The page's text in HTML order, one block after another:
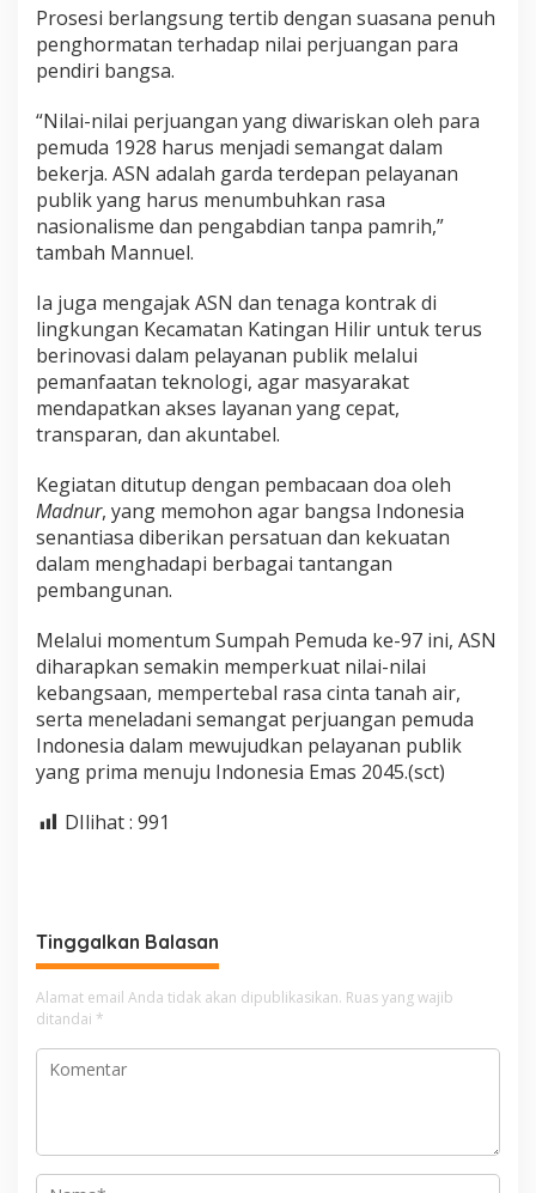
Prosesi berlangsung tertib dengan suasana penuh
penghormatan terhadap nilai perjuangan para
pendiri bangsa.
“Nilai-nilai perjuangan yang diwariskan oleh para
pemuda 1928 harus menjadi semangat dalam
bekerja. ASN adalah garda terdepan pelayanan
publik yang harus menumbuhkan rasa
nasionalisme dan pengabdian tanpa pamrih,”
tambah Mannuel.
Ia juga mengajak ASN dan tenaga kontrak di
lingkungan Kecamatan Katingan Hilir untuk terus
berinovasi dalam pelayanan publik melalui
pemanfaatan teknologi, agar masyarakat
mendapatkan akses layanan yang cepat,
transparan, dan akuntabel.
Kegiatan ditutup dengan pembacaan doa oleh
Madnur, yang memohon agar bangsa Indonesia
senantiasa diberikan persatuan dan kekuatan
dalam menghadapi berbagai tantangan
pembangunan.
Melalui momentum Sumpah Pemuda ke-97 ini, ASN
diharapkan semakin memperkuat nilai-nilai
kebangsaan, mempertebal rasa cinta tanah air,
serta meneladani semangat perjuangan pemuda
Indonesia dalam mewujudkan pelayanan publik
yang prima menuju Indonesia Emas 2045.(sct)
DIlihat : 991
Tinggalkan Balasan
Alamat email Anda tidak akan dipublikasikan. Ruas yang wajib
ditandai *